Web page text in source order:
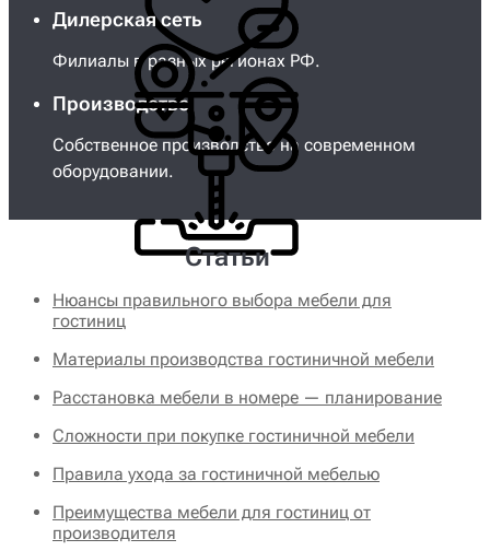
Дилерская сеть
Филиалы в разных регионах РФ.
Производство
Собственное производство на современном
оборудовании.
Статьи
Нюансы правильного выбора мебели для
гостиниц
Материалы производства гостиничной мебели
Расстановка мебели в номере — планирование
Сложности при покупке гостиничной мебели
Правила ухода за гостиничной мебелью
Преимущества мебели для гостиниц от
производителя